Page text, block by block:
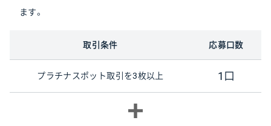
ます。
取引条件 応募口数
プラチナスポット取引を3枚以上 1口